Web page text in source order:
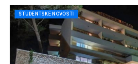
STUDENTSKE NOVOSTI